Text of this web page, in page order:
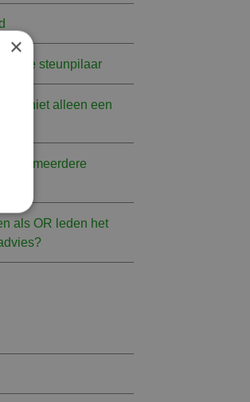
steunpilaar
zou niet alleen een
met meerdere
als OR leden het
×